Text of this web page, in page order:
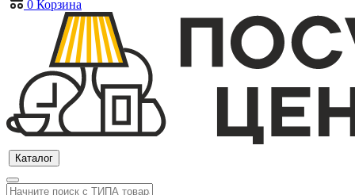
0 Корзина
Каталог